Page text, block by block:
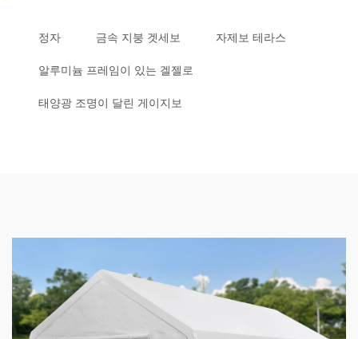
정자 금속 지붕 겟세보 자제보 테라스
알루미늄 프레임이 있는 겔젤로
태양광 조명이 달린 게이지보